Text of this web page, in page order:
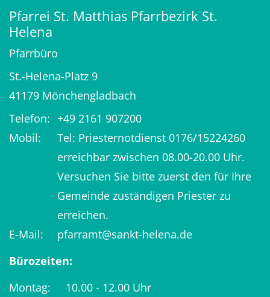
Pfarrei St. Matthias Pfarrbezirk St.
Helena
Pfarrbüro
St.-Helena-Platz 9
41179 Mönchengladbach
Telefon: +49 2161 907200
Mobil:
Tel: Priesternotdienst 0176/15224260
erreichbar zwischen 08.00-20.00 Uhr.
Versuchen Sie bitte zuerst den für Ihre
Gemeinde zuständigen Priester zu
erreichen.
E-Mail:
pfarramt@sankt-helena.de
Bürozeiten:
Montag: 10.00 - 12.00 Uhr